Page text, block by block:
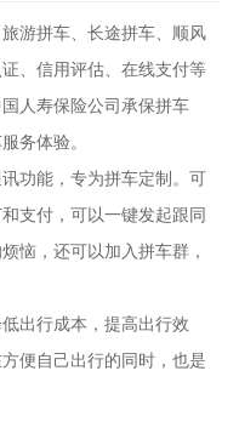
游拼车、长途拼车、顺风
、信用评估、在线支付等
人寿保险公司承保拼车
务体验。
功能，专为拼车定制。可
支付，可以一键发起跟同
恼，还可以加入拼车群，
出行成本，提高出行效
便自己出行的同时，也是